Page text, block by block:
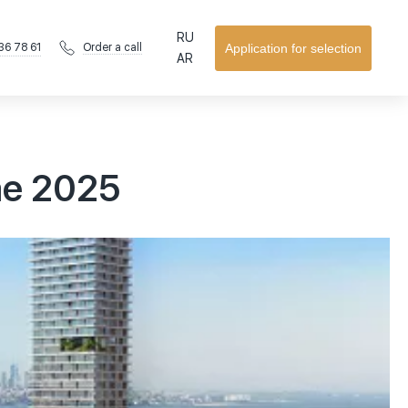
78 61 Order a call Application for selection
RU
AR
2025